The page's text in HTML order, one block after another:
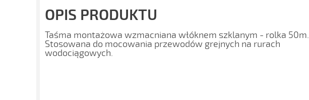
OPIS PRODUKTU
Taśma montażowa wzmacniana włóknem szklanym - rolka 50m.
Stosowana do mocowania przewodów grejnych na rurach
wodociągowych.